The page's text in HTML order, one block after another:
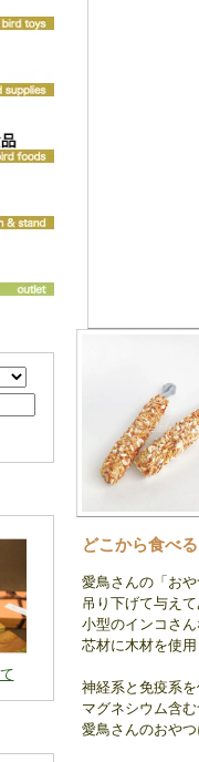
どこから食べ
愛鳥さんの「お
吊り下げて与え
小型のインコさ
芯材に木材を使
神経系と免疫系
マグネシウム含
愛鳥さんのおやつ